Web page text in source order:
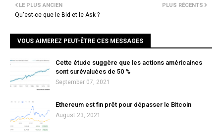
PLUS RÉCENTS
LE PLUS ANCIEN
Qu'est-ce que le Bid et le Ask ?
VOUS AIMEREZ PEUT-ÊTRE CES MESSAGES
Cette étude suggère que les actions américaines
sont surévaluées de 50 %
September 07, 2021
Ethereum est fin prêt pour dépasser le Bitcoin
August 23, 2021